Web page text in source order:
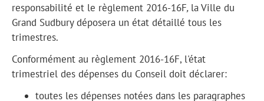
responsabilité et le règlement 2016-16F, la Ville du
Grand Sudbury déposera un état détaillé tous les
trimestres.
Conformément au règlement 2016-16F, l'état
trimestriel des dépenses du Conseil doit déclarer:
toutes les dépenses notées dans les paragraphes